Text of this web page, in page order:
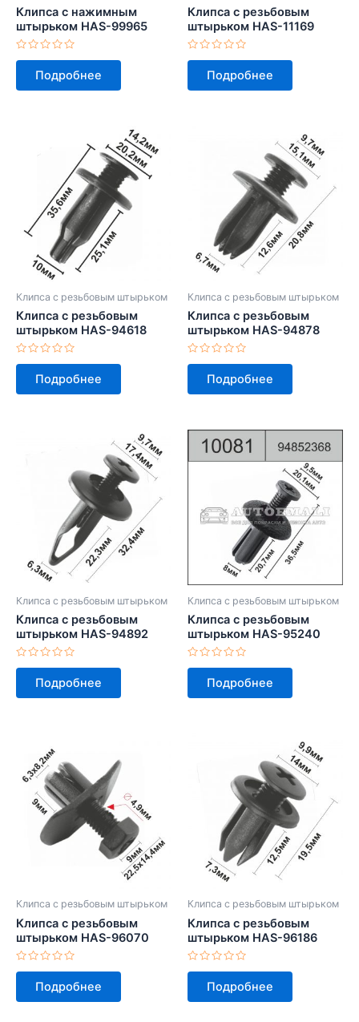
Клипса с нажимным
штырьком HAS-99965
Оценка
5
Подробнее
Клипса с резьбовым
штырьком HAS-11169
Оценка
5
Подробнее
Клипса с резьбовым штырьком
Клипса с резьбовым
штырьком HAS-94618
Оценка
5
Подробнее
Клипса с резьбовым штырьком
Клипса с резьбовым
штырьком HAS-94878
Оценка
5
Подробнее
Клипса с резьбовым штырьком
Клипса с резьбовым
штырьком HAS-94892
Оценка
5
Подробнее
Клипса с резьбовым штырьком
Клипса с резьбовым
штырьком HAS-95240
Оценка
5
Подробнее
Клипса с резьбовым штырьком
Клипса с резьбовым
штырьком HAS-96070
Оценка
5
Подробнее
Клипса с резьбовым штырьком
Клипса с резьбовым
штырьком HAS-96186
Оценка
5
Подробнее